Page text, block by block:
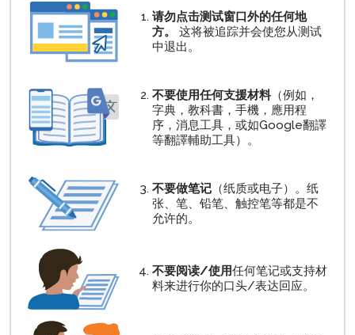
请勿点击测试窗口外的任何地
方。
这将被追踪并会使您从测试
中退出。
不要使用任何支援材料（例如，
字典，教科書，手機，應用程
序，消息工具，或如Google翻譯
等翻譯輔助工具）。
不要做笔记（纸质或电子）。纸
张、笔、铅笔、触控笔等都是不
允许的。
不要阅读/使用任何笔记或支持材
料来进行你的口头/表达回应。